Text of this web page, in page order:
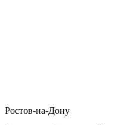
Ростов-на-Дону